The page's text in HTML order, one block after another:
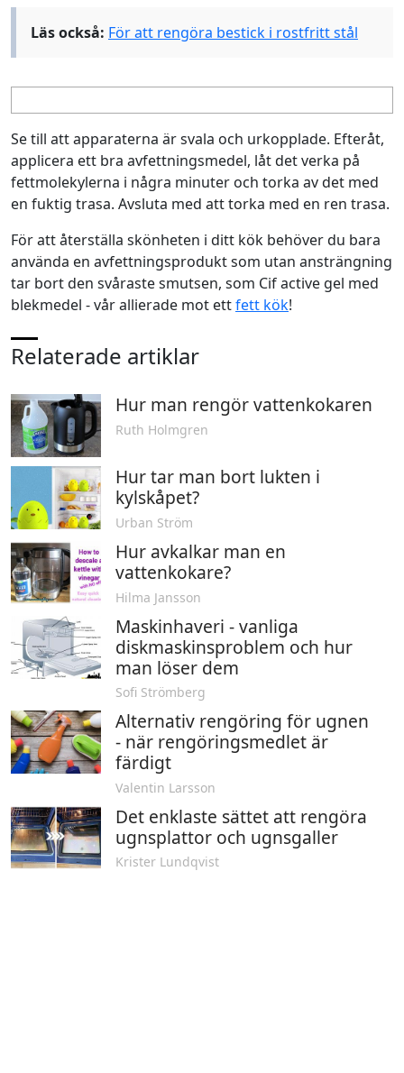
Läs också: För att rengöra bestick i rostfritt stål
Se till att apparaterna är svala och urkopplade. Efteråt,
applicera ett bra avfettningsmedel, låt det verka på
fettmolekylerna i några minuter och torka av det med
en fuktig trasa. Avsluta med att torka med en ren trasa.
För att återställa skönheten i ditt kök behöver du bara
använda en avfettningsprodukt som utan ansträngning
tar bort den svåraste smutsen, som Cif active gel med
blekmedel - vår allierade mot ettfett kök!
Relaterade artiklar
Hur man rengör vattenkokaren
Ruth Holmgren
Hur tar man bort lukten i
kylskåpet?
Urban Ström
Hur avkalkar man en
vattenkokare?
Hilma Jansson
Maskinhaveri - vanliga
diskmaskinsproblem och hur
man löser dem
Sofi Strömberg
Alternativ rengöring för ugnen
- när rengöringsmedlet är
färdigt
Valentin Larsson
Det enklaste sättet att rengöra
ugnsplattor och ugnsgaller
Krister Lundqvist